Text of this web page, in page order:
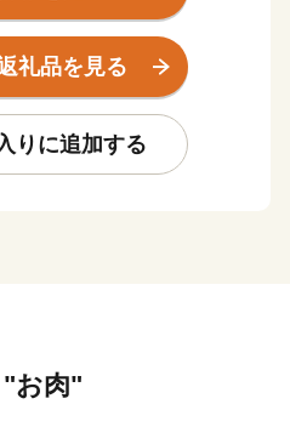
時代の面影をそのまま残す御
埴輪など歴史ロマンにあふ
しています。
など、さまざまな観点から良
きる取り組みを進めていま
礼品を見る
りに追加する
"お肉"